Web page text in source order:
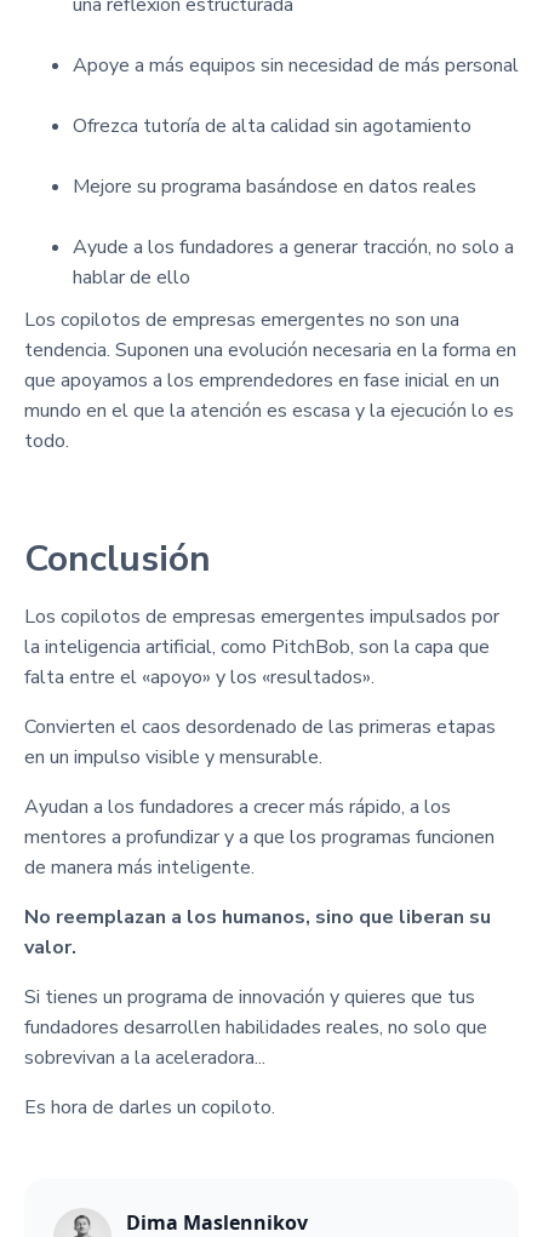
Apoye a más equipos sin necesidad de más personal
Ofrezca tutoría de alta calidad sin agotamiento
Mejore su programa basándose en datos reales
Ayude a los fundadores a generar tracción, no solo a
hablar de ello
Los copilotos de empresas emergentes no son una
tendencia. Suponen una evolución necesaria en la forma en
que apoyamos a los emprendedores en fase inicial en un
mundo en el que la atención es escasa y la ejecución lo es
todo.
Conclusión
Los copilotos de empresas emergentes impulsados por
la inteligencia artificial, como PitchBob, son la capa que
falta entre el «apoyo» y los «resultados».
Convierten el caos desordenado de las primeras etapas
en un impulso visible y mensurable.
Ayudan a los fundadores a crecer más rápido, a los
mentores a profundizar y a que los programas funcionen
de manera más inteligente.
No reemplazan a los humanos, sino que liberan su
valor.
Si tienes un programa de innovación y quieres que tus
fundadores desarrollen habilidades reales, no solo que
sobrevivan a la aceleradora...
Es hora de darles un copiloto.
Dima Maslennikov